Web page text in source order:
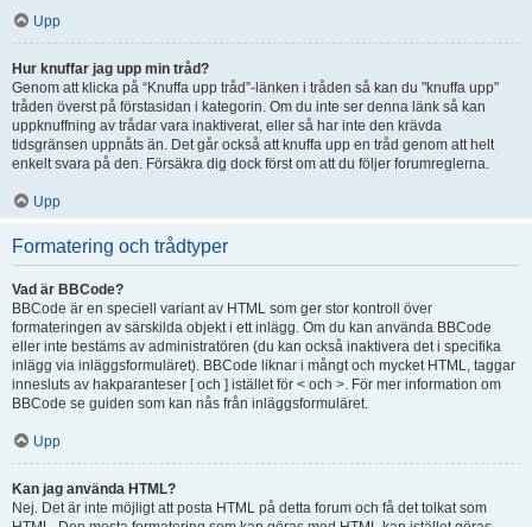
Upp
Hur knuffar jag upp min tråd?
Genom att klicka på “Knuffa upp tråd”-länken i tråden så kan du "knuffa upp"
tråden överst på förstasidan i kategorin. Om du inte ser denna länk så kan
uppknuffning av trådar vara inaktiverat, eller så har inte den krävda
tidsgränsen uppnåts än. Det går också att knuffa upp en tråd genom att helt
enkelt svara på den. Försäkra dig dock först om att du följer forumreglerna.
Upp
Formatering och trådtyper
Vad är BBCode?
BBCode är en speciell variant av HTML som ger stor kontroll över
formateringen av särskilda objekt i ett inlägg. Om du kan använda BBCode
eller inte bestäms av administratören (du kan också inaktivera det i specifika
inlägg via inläggsformuläret). BBCode liknar i mångt och mycket HTML, taggar
innesluts av hakparanteser [ och ] istället för < och >. För mer information om
BBCode se guiden som kan nås från inläggsformuläret.
Upp
Kan jag använda HTML?
Nej. Det är inte möjligt att posta HTML på detta forum och få det tolkat som